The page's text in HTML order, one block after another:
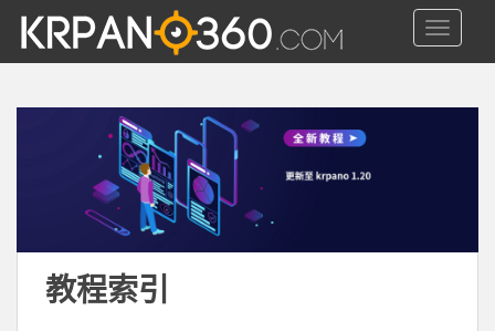
i
教程索引